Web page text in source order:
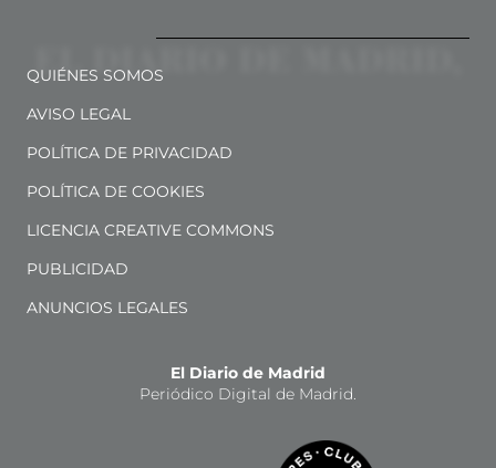
QUIÉNES SOMOS
AVISO LEGAL
POLÍTICA DE PRIVACIDAD
POLÍTICA DE COOKIES
LICENCIA CREATIVE COMMONS
PUBLICIDAD
ANUNCIOS LEGALES
El Diario de Madrid
Periódico Digital de Madrid.